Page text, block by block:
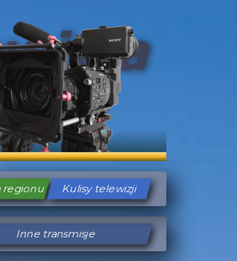
regionu Kulisy telewizji
Inne transmisje